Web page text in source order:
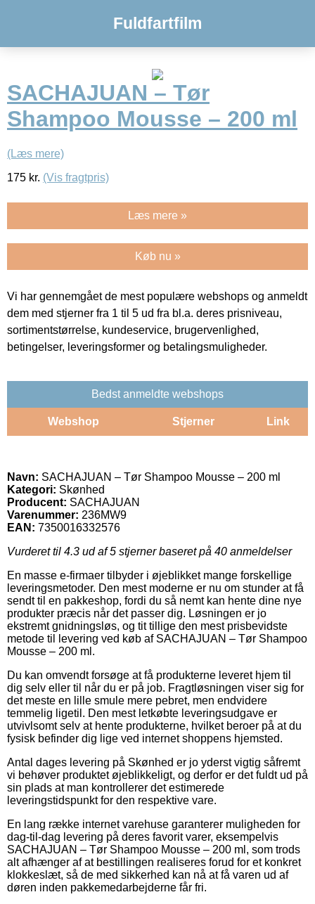
Fuldfartfilm
SACHAJUAN – Tør
Shampoo Mousse – 200 ml
(Læs mere)
175 kr. (Vis fragtpris)
Læs mere »
Køb nu »
Vi har gennemgået de mest populære webshops og anmeldt
dem med stjerner fra 1 til 5 ud fra bl.a. deres prisniveau,
sortimentstørrelse, kundeservice, brugervenlighed,
betingelser, leveringsformer og betalingsmuligheder.
Bedst anmeldte webshops
Webshop Stjerner Link
Navn: SACHAJUAN – Tør Shampoo Mousse – 200 ml
Kategori: Skønhed
Producent: SACHAJUAN
Varenummer: 236MW9
EAN: 7350016332576
Vurderet til 4.3 ud af 5 stjerner baseret på 40 anmeldelser
En masse e-firmaer tilbyder i øjeblikket mange forskellige
leveringsmetoder. Den mest moderne er nu om stunder at få
sendt til en pakkeshop, fordi du så nemt kan hente dine nye
produkter præcis når det passer dig. Løsningen er jo
ekstremt gnidningsløs, og tit tillige den mest prisbevidste
metode til levering ved køb af SACHAJUAN – Tør Shampoo
Mousse – 200 ml.
Du kan omvendt forsøge at få produkterne leveret hjem til
dig selv eller til når du er på job. Fragtløsningen viser sig for
det meste en lille smule mere pebret, men endvidere
temmelig ligetil. Den mest letkøbte leveringsudgave er
utvivlsomt selv at hente produkterne, hvilket beroer på at du
fysisk befinder dig lige ved internet shoppens hjemsted.
Antal dages levering på Skønhed er jo yderst vigtig såfremt
vi behøver produktet øjeblikkeligt, og derfor er det fuldt ud på
sin plads at man kontrollerer det estimerede
leveringstidspunkt for den respektive vare.
En lang række internet varehuse garanterer muligheden for
dag-til-dag levering på deres favorit varer, eksempelvis
SACHAJUAN – Tør Shampoo Mousse – 200 ml, som trods
alt afhænger af at bestillingen realiseres forud for et konkret
klokkeslæt, så de med sikkerhed kan nå at få varen ud af
døren inden pakkemedarbejderne får fri.